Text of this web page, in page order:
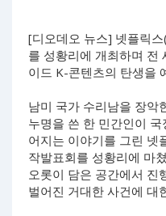
[디오데오 뉴스] 넷플릭스
를 성황리에 개최하며 전
이드 K-콘텐츠의 탄생을
남미 국가 수리남을 장악
누명을 쓴 한 민간인이
어지는 이야기를 그린 넷
작발표회를 성황리에 마
오롯이 담은 공간에서 진
벌어진 거대한 사건에 대